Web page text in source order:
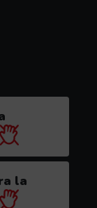
la